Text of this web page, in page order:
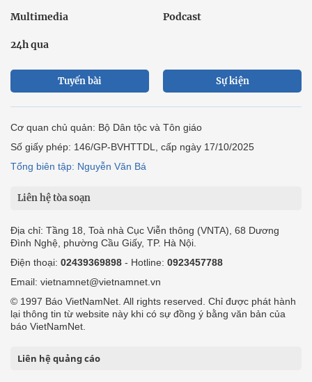
Multimedia Podcast
24h qua
Tuyến bài Sự kiện
Cơ quan chủ quản: Bộ Dân tộc và Tôn giáo
Số giấy phép: 146/GP-BVHTTDL, cấp ngày 17/10/2025
Tổng biên tập: Nguyễn Văn Bá
Liên hệ tòa soạn
Địa chỉ: Tầng 18, Toà nhà Cục Viễn thông (VNTA), 68 Dương
Đình Nghệ, phường Cầu Giấy, TP. Hà Nội.
Điện thoại: 02439369898 - Hotline: 0923457788
Email: vietnamnet@vietnamnet.vn
© 1997 Báo VietNamNet. All rights reserved. Chỉ được phát hành
lại thông tin từ website này khi có sự đồng ý bằng văn bản của
báo VietNamNet.
Liên hệ quảng cáo